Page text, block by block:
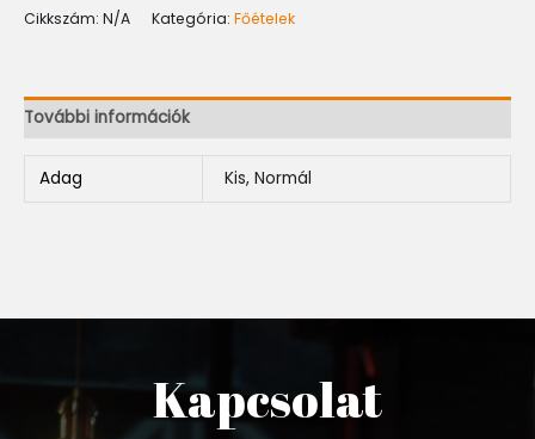
Cikkszám: N/A Kategória: Főételek
További információk
Adag Kis, Normál
Kapcsolat